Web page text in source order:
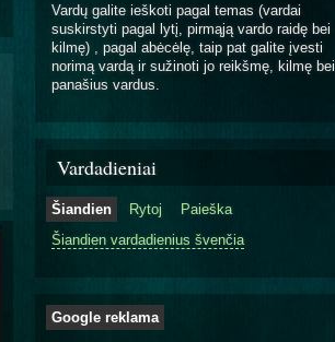
Vardų galite ieškoti pagal temas (vardai
suskirstyti pagal lytį, pirmąją vardo raidę bei
kilmę) , pagal abėcėlę, taip pat galite įvesti
norimą vardą ir sužinoti jo reikšmę, kilmę bei
panašius vardus.
Vardadieniai
Šiandien Rytoj
Paieška
Šiandien vardadienius švenčia
Google reklama